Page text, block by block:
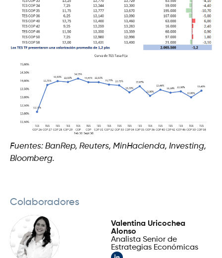
Fuentes: BanRep, Reuters, MinHacienda, Investing,
Bloomberg.
Colaboradores
Valentina Uricochea
Alonso
Analista Senior de
Estrategias Económicas